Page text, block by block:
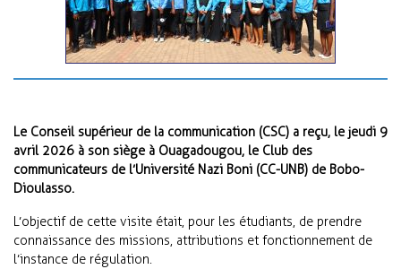
Le Conseil supérieur de la communication (CSC) a reçu, le jeudi 9
avril 2026 à son siège à Ouagadougou, le Club des
communicateurs de l’Université Nazi Boni (CC-UNB) de Bobo-
Dioulasso.
L’objectif de cette visite était, pour les étudiants, de prendre
connaissance des missions, attributions et fonctionnement de
l’instance de régulation.